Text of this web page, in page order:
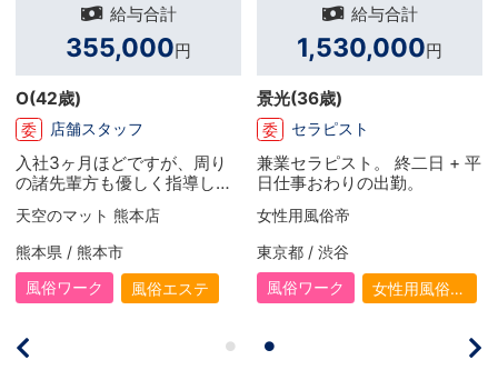
給与合計
355,000円
O(42歳)
委 店舗スタッフ
入社3ヶ月ほどですが、周り
の諸先輩方も優しく指導して
頂けるので、自分自身のスキ
ルアップに繋がり、やる気も
出ます！インセンティブがあ
るのでお給料面も大満足で
す！
天空のマット 熊本店
熊本県 / 熊本市
風俗ワーク
風俗エステ
給与合計
1,530,000円
景光(36歳)
委 セラピスト
兼業セラピスト。 終二日 + 平
日仕事おわりの出勤。
女性用風俗帝
東京都 / 渋谷
風俗ワーク
女性用風俗